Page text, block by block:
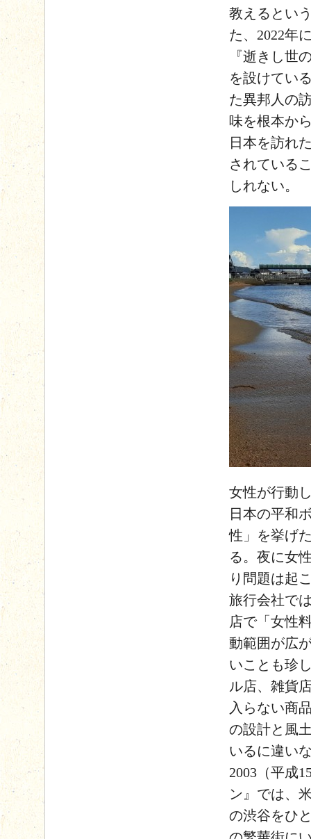
教えるとい
た、2022年
『逝きし世
を設けてい
た異邦人の
味を根本か
日本を訪れ
されている
しれない。
女性が行動
日本の平和
性」を挙げ
る。夜に女
り問題は起
旅行会社で
店で「女性
動範囲が広
いことも珍
ル店、雑貨
入らない商
の設計と風
いるに違い
2003（平成
ン』では、
の渋谷をひ